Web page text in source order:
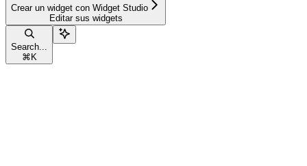
Crear un widget con Widget Studio
Editar sus widgets
Search...
⌘ K